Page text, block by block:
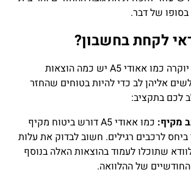
של דבר.
לקחת בחשבון?
כשמדובר ברכב יוקרה כמו אאודי A5 יש כמה הוצאות
אליהן לב כדי להיות בטוחים שהחזר
לכם בתקציב:
מקיף:
כמו אאודי A5 דורש ביטוח מקיף
ביחס לרכבים רגילים. חשוב לבדוק את עלות
שתוכלו לעמוד בהוצאות האלה בנוסף
של ההלוואה.